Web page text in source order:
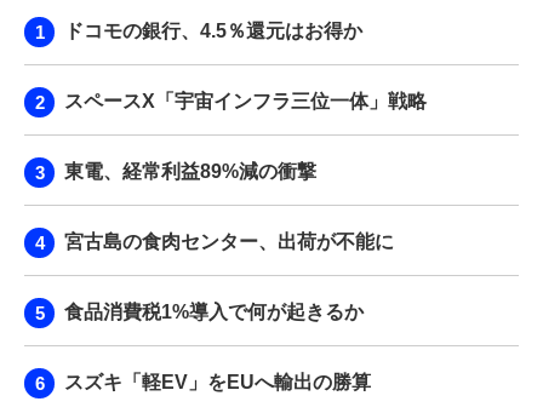
ドコモの銀行、4.5％還元はお得か
スペースX「宇宙インフラ三位一体」戦略
東電、経常利益89%減の衝撃
宮古島の食肉センター、出荷が不能に
食品消費税1%導入で何が起きるか
スズキ「軽EV」をEUへ輸出の勝算